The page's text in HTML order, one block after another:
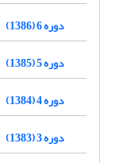
دوره 6 (1386)
دوره 5 (1385)
دوره 4 (1384)
دوره 3 (1383)